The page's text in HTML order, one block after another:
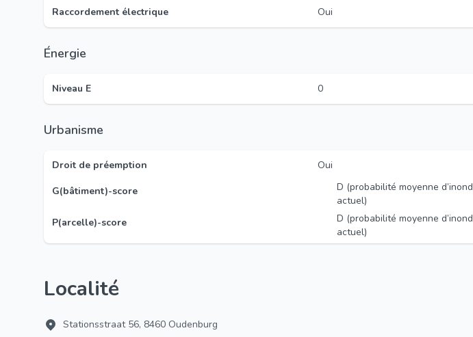
Raccordement électrique
Oui
Énergie
Niveau E 0
Urbanisme
Droit de préemption
Oui
G(bâtiment)-score
D (probabilité moyenne
actuel)
P(arcelle)-score
D (probabilité moyenne
actuel)
Localité
Stationsstraat 56, 8460 Oudenburg